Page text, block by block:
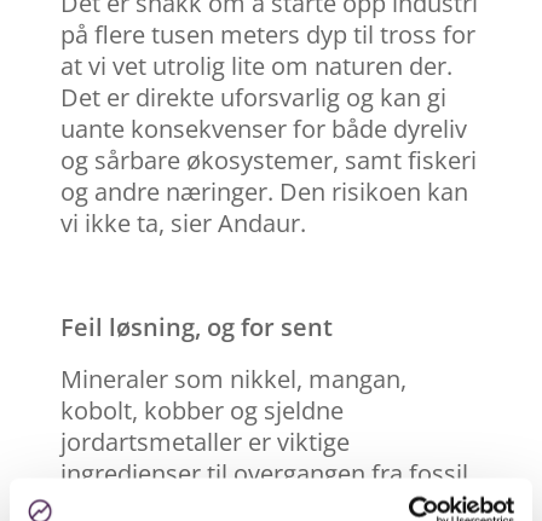
på flere tusen meters dyp til tross for
at vi vet utrolig lite om naturen der.
Det er direkte uforsvarlig og kan gi
uante konsekvenser for både dyreliv
og sårbare økosystemer, samt fiskeri
og andre næringer. Den risikoen kan
vi ikke ta, sier Andaur.
Feil løsning, og for sent
Mineraler som nikkel, mangan,
kobolt, kobber og sjeldne
jordartsmetaller er viktige
ingredienser til overgangen fra fossil
til fornybar energi. Flere av disse